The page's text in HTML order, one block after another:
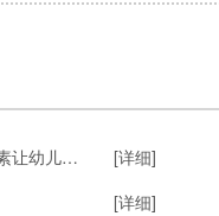
幼儿牛皮癣病因有哪些 什么因素让幼儿得牛皮癣 [详细]
[详细]